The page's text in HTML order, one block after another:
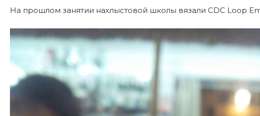
На прошлом занятии нахлыстовой школы вязали CDC Loop